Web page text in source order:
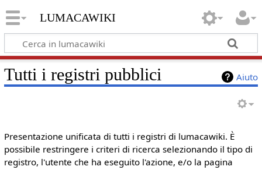
lumacawiki
Aiuto
Tutti i registri pubblici
Presentazione unificata di tutti i registri di lumacawiki. È
possibile restringere i criteri di ricerca selezionando il tipo di
registro, l'utente che ha eseguito l'azione, e/o la pagina